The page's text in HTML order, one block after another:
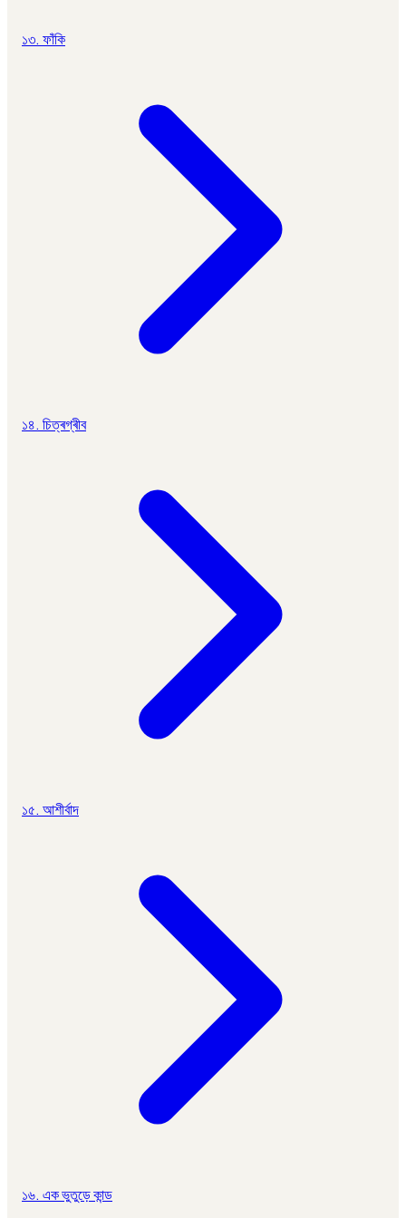
১৩. ফাঁকি
১৪. চিত্ৰগ্ৰীব
১৫. আশীর্বাদ
১৬. এক ভুতুড়ে কান্ড